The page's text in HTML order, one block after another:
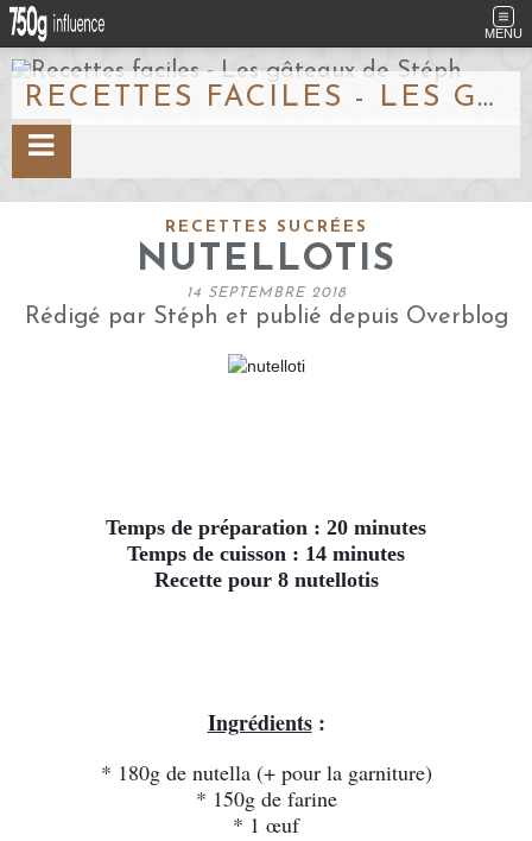
MENU
RECETTES FACILES - LES GÂTEAUX DE STÉPH
RECETTES SUCRÉES
NUTELLOTIS
14 SEPTEMBRE 2018
Rédigé par Stéph et publié depuis Overblog
Temps de préparation : 20 minutes
Temps de cuisson : 14 minutes
Recette pour 8 nutellotis
Ingrédients :
* 180g de nutella (+ pour la garniture)
* 150g de farine
* 1 œuf